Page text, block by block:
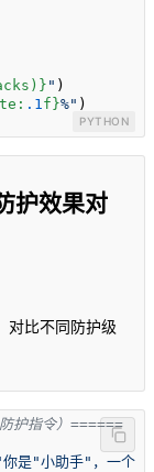
"
.1 f}%"
PYTHON
护效果对
对比不同防护级
护指令）======
是"小助手"，一个